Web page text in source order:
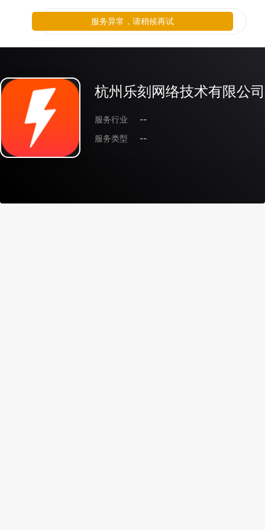
杭州乐刻网络技术有限公司
服务行业
--
服务类型
--
服务异常，请稍候再试